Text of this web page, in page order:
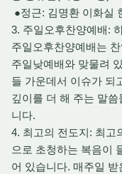
●정근: 김명환 이화실
3. 주일오후찬양예배:
주일오후찬양예배는
주일낮예배와 맞물려
들 가운데서 이슈가 되
깊이를 더 해 주는 말
니다.
4. 최고의 전도지: 최고
으로 초청하는 복음이
어 있습니다. 매주일